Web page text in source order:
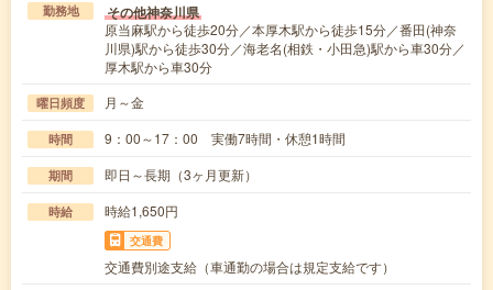
勤務地 その他神奈川県
原当麻駅から徒歩20分／本厚木駅から徒歩15分／番田(神奈
川県)駅から徒歩30分／海老名(相鉄・小田急)駅から車30分／
厚木駅から車30分
曜日頻度 月～金
時間 9：00～17：00 実働7時間・休憩1時間
期間 即日～長期（3ヶ月更新）
時給 時給1,650円
交通費
交通費別途支給（車通勤の場合は規定支給です）